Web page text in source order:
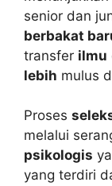
senior dan
berbakat
transfer ilmu
lebih mulus
Proses
melalui
psikologis
yang terdiri